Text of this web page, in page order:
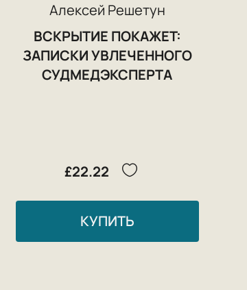
Алексей Решетун
ВСКРЫТИЕ ПОКАЖЕТ:
ЗАПИСКИ УВЛЕЧЕННОГО
СУДМЕДЭКСПЕРТА
£22.22
КУПИТЬ